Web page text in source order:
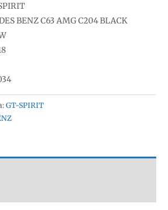
BENZ C63 AMG C204 BLACK
GT-SPIRIT